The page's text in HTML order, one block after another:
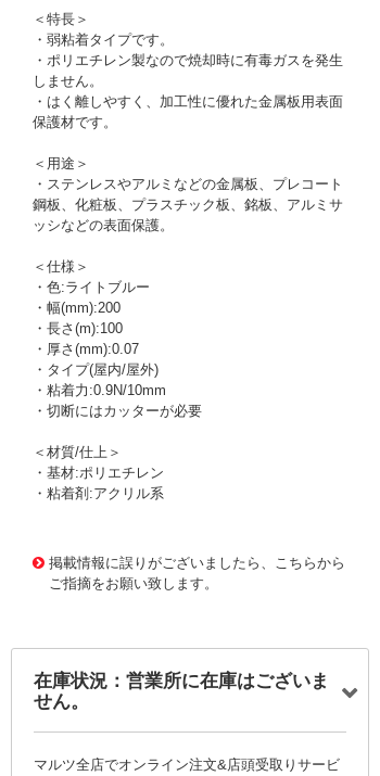
＜特長＞
・弱粘着タイプです。
・ポリエチレン製なので焼却時に有毒ガスを発生
しません。
・はく離しやすく、加工性に優れた金属板用表面
保護材です。
＜用途＞
・ステンレスやアルミなどの金属板、プレコート
鋼板、化粧板、プラスチック板、銘板、アルミサ
ッシなどの表面保護。
＜仕様＞
・色:ライトブルー
・幅(mm):200
・長さ(m):100
・厚さ(mm):0.07
・タイプ(屋内/屋外)
・粘着力:0.9N/10mm
・切断にはカッターが必要
＜材質/仕上＞
・基材:ポリエチレン
・粘着剤:アクリル系
掲載情報に誤りがございましたら、こちらから
ご指摘をお願い致します。
在庫状況：営業所に在庫はございま
せん。
マルツ全店でオンライン注文&店頭受取りサービ